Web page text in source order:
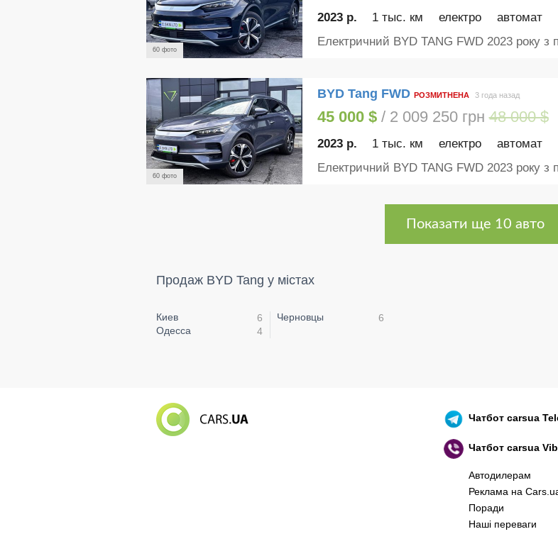
60 фото
2023 р. 1 тыс. км електро автомат
Електричний BYD TANG FWD 2023 року з
60 фото
BYD Tang FWD РОЗМИТНЕНА 3 года назад
45 000 $/ 2 009 250 грн48 000 $
2023 р. 1 тыс. км електро автомат
Електричний BYD TANG FWD 2023 року з
Показати ще 10 авто
Продаж BYD Tang у містах
Киев
6
Одесса
4
Черновцы 6
Чатботcarsua
Чатботcarsua
Автодилерам
Реклама на
Поради
Наші переваги